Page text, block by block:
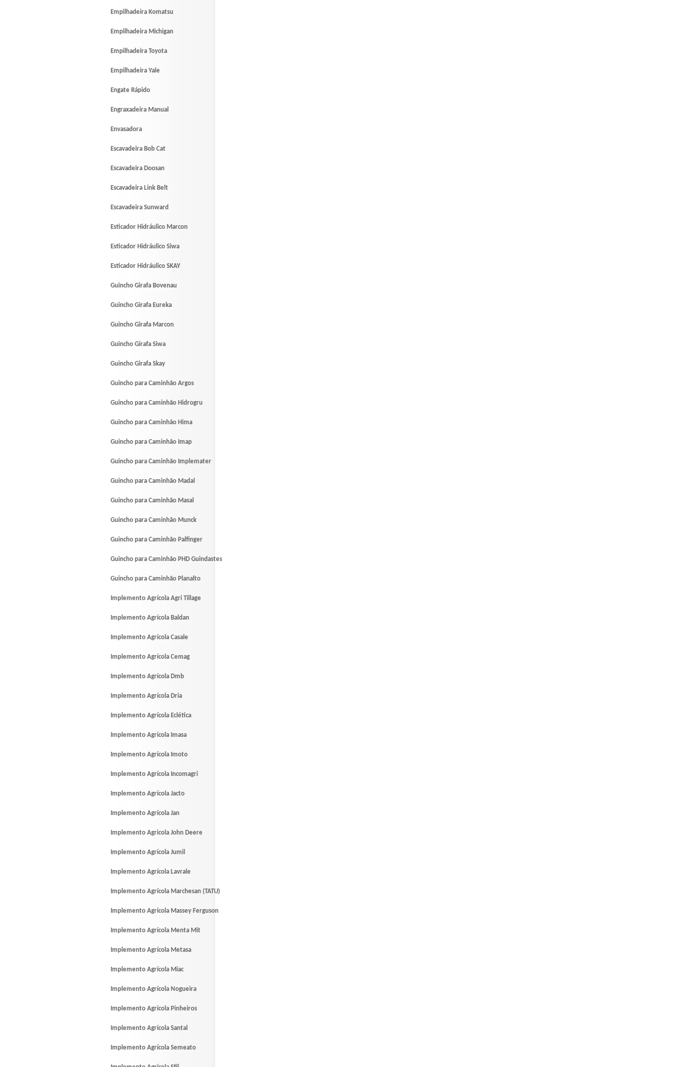
Empilhadeira Komatsu
Empilhadeira Michigan
Empilhadeira Toyota
Empilhadeira Yale
Engate Rápido
Engraxadeira Manual
Envasadora
Escavadeira Bob Cat
Escavadeira Doosan
Escavadeira Link Belt
Escavadeira Sunward
Esticador Hidráulico Marcon
Esticador Hidráulico Siwa
Esticador Hidráulico SKAY
Guincho Girafa Bovenau
Guincho Girafa Eureka
Guincho Girafa Marcon
Guincho Girafa Siwa
Guincho Girafa Skay
Guincho para Caminhão Argos
Guincho para Caminhão Hidrogru
Guincho para Caminhão Hima
Guincho para Caminhão Imap
Guincho para Caminhão Implemater
Guincho para Caminhão Madal
Guincho para Caminhão Masal
Guincho para Caminhão Munck
Guincho para Caminhão Palfinger
Guincho para Caminhão PHD Guindastes
Guincho para Caminhão Planalto
Implemento Agrícola Agri Tillage
Implemento Agrícola Baldan
Implemento Agrícola Casale
Implemento Agrícola Cemag
Implemento Agrícola Dmb
Implemento Agrícola Dria
Implemento Agrícola Eclética
Implemento Agrícola Imasa
Implemento Agrícola Imoto
Implemento Agrícola Incomagri
Implemento Agrícola Jacto
Implemento Agrícola Jan
Implemento Agricola John Deere
Implemento Agrícola Jumil
Implemento Agrícola Lavrale
Implemento Agrícola Marchesan (TATU)
Implemento Agrícola Massey Ferguson
Implemento Agrícola Menta Mit
Implemento Agrícola Metasa
Implemento Agrícola Miac
Implemento Agrícola Nogueira
Implemento Agrícola Pinheiros
Implemento Agrícola Santal
Implemento Agrícola Semeato